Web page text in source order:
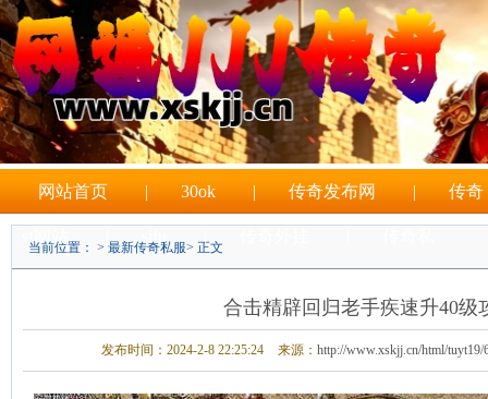
网站首页 | 30ok | 传奇发布网 | 传奇
当前位置： > 最新传奇私服> 正文
合击精辟回归老手疾速升40级
发布时间：2024-2-8 22:25:24 来源： http://www.xskjj.cn/html/tuyt19/